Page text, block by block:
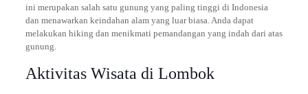
ini merupakan salah satu gunung yang paling tinggi di Indonesia
dan menawarkan keindahan alam yang luar biasa. Anda dapat
melakukan hiking dan menikmati pemandangan yang indah dari atas
gunung.
Aktivitas Wisata di Lombok